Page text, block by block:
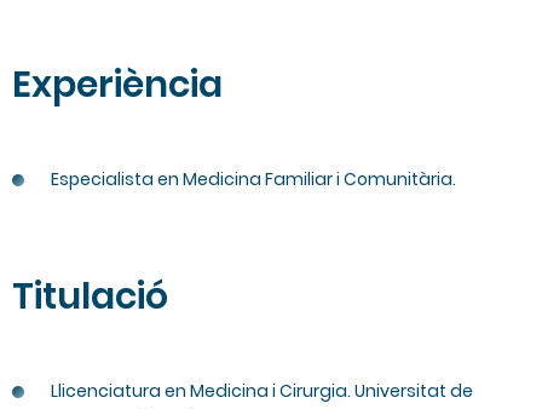
Experiència
Especialista en Medicina Familiar i Comunitària.
Titulació
Llicenciatura en Medicina i Cirurgia. Universitat de